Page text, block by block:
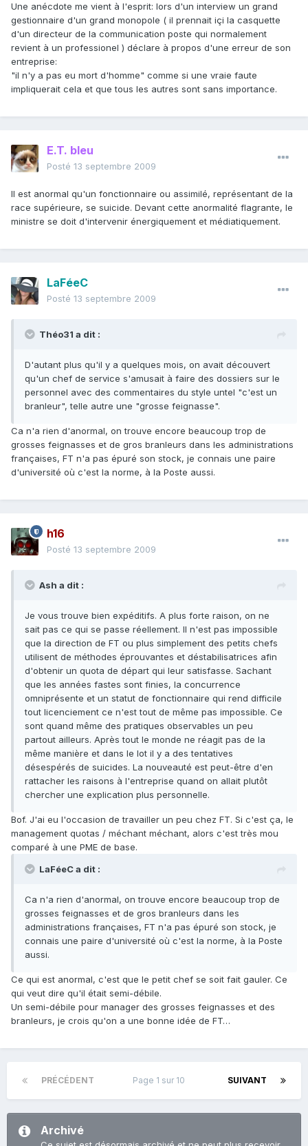
Une anécdote me vient à l'esprit: lors d'un interview un grand
gestionnaire d'un grand monopole ( il prennait içi la casquette
d'un directeur de la communication poste qui normalement
revient à un professionel ) déclare à propos d'une erreur de son
entreprise:
"il n'y a pas eu mort d'homme" comme si une vraie faute
impliquerait cela et que tous les autres sont sans importance.
E.T. bleu
Posté 13 septembre 2009
Il est anormal qu'un fonctionnaire ou assimilé, représentant de la
race supérieure, se suicide. Devant cette anormalité flagrante, le
ministre se doit d'intervenir énergiquement et médiatiquement.
LaFéeC
Posté 13 septembre 2009
Théo31 a dit :
D'autant plus qu'il y a quelques mois, on avait découvert
qu'un chef de service s'amusait à faire des dossiers sur le
personnel avec des commentaires du style untel "c'est un
branleur", telle autre une "grosse feignasse".
Ca n'a rien d'anormal, on trouve encore beaucoup trop de
grosses feignasses et de gros branleurs dans les administrations
françaises, FT n'a pas épuré son stock, je connais une paire
d'université où c'est la norme, à la Poste aussi.
h16
Posté 13 septembre 2009
Ash a dit :
Je vous trouve bien expéditifs. A plus forte raison, on ne
sait pas ce qui se passe réellement. Il n'est pas impossible
que la direction de FT ou plus simplement des petits chefs
utilisent de méthodes éprouvantes et déstabilisatrices afin
d'obtenir un quota de départ qui leur satisfasse. Sachant
que les années fastes sont finies, la concurrence
omniprésente et un statut de fonctionnaire qui rend difficile
tout licenciement ce n'est tout de même pas impossible. Ce
sont quand même des pratiques observables un peu
partout ailleurs. Après tout le monde ne réagit pas de la
même manière et dans le lot il y a des tentatives
désespérés de suicides. La nouveauté est peut-être d'en
rattacher les raisons à l'entreprise quand on allait plutôt
chercher une explication plus personnelle.
Bof. J'ai eu l'occasion de travailler un peu chez FT. Si c'est ça, le
management quotas / méchant méchant, alors c'est très mou
comparé à une PME de base.
LaFéeC a dit :
Ca n'a rien d'anormal, on trouve encore beaucoup trop de
grosses feignasses et de gros branleurs dans les
administrations françaises, FT n'a pas épuré son stock, je
connais une paire d'université où c'est la norme, à la Poste
aussi.
Ce qui est anormal, c'est que le petit chef se soit fait gauler. Ce
qui veut dire qu'il était semi-débile.
Un semi-débile pour manager des grosses feignasses et des
branleurs, je crois qu'on a une bonne idée de FT…
PRÉCÉDENT SUIVANT
Page 1 sur 10
Archivé